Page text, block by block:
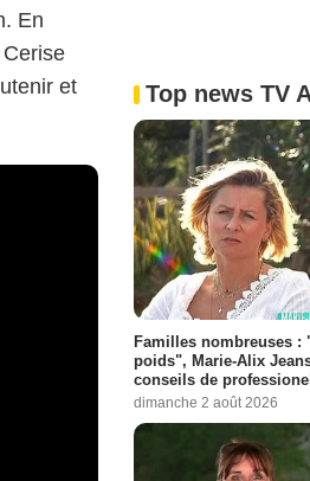
En
et
Top news TV
Familles nombreuses :
poids", Marie-Alix
conseils de
dimanche 2 août 2026